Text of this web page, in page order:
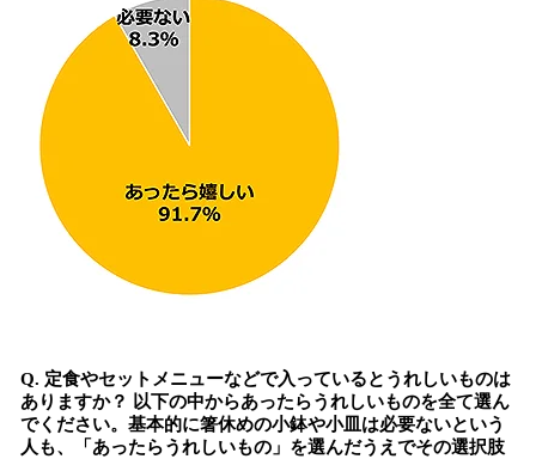
Q. 定食やセットメニューなどで入っているとうれしいものは
ありますか？ 以下の中からあったらうれしいものを全て選ん
でください。基本的に箸休めの小鉢や小皿は必要ないという
人も、「あったらうれしいもの」を選んだうえでその選択肢